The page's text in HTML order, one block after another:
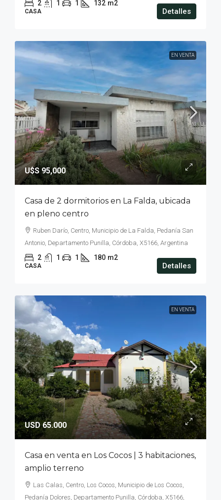
2 1 1 132 m2
CASA Detalles
EN VENTA
U$S 95,000
Casa de 2 dormitorios en La Falda, ubicada
en pleno centro
Ruben Darío, Centro, Municipio de La Falda, Pedanía San
Antonio, Departamento Punilla, Córdoba, X5166, Argentina
2 1 1 180 m2
CASA Detalles
EN VENTA
USD 65.000
Casa en venta en Los Cocos | 3 habitaciones,
amplio terreno
Las Calas, Centro, Los Cocos, Municipio de Los Cocos,
Pedanía Dolores, Departamento Punilla, Córdoba, X5166,